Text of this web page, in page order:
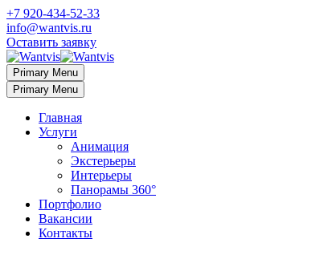
+7 920-434-52-33
info@wantvis.ru
Оставить заявку
Primary Menu
Primary Menu
Главная
Услуги
Анимация
Экстерьеры
Интерьеры
Панорамы 360°
Портфолио
Вакансии
Контакты